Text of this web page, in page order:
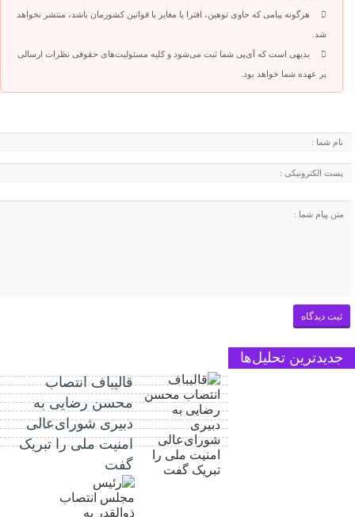
هرگونه پیامی که حاوی توهین، افترا یا مغایر با قوانین کشورمان باشد، منتشر نخواهد
شد.
بدیهی است که آی‌پی شما ثبت می‌شود و کلیه مسئولیت‌های حقوقی نظرات ارسالی
بر عهده شما خواهد بود.
جدیدترین تحلیل‌ها
قالیباف انتصاب
محسن رضایی به
دبیری شورای‌عالی
امنیت ملی را تبریک
گفت